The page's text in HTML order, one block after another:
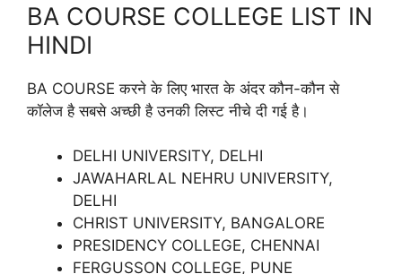
BA COURSE COLLEGE LIST IN
HINDI
BA COURSE करने के लिए भारत के अंदर कौन-कौन से
कॉलेज है सबसे अच्छी है उनकी लिस्ट नीचे दी गई है।
DELHI UNIVERSITY, DELHI
JAWAHARLAL NEHRU UNIVERSITY,
DELHI
CHRIST UNIVERSITY, BANGALORE
PRESIDENCY COLLEGE, CHENNAI
FERGUSSON COLLEGE, PUNE